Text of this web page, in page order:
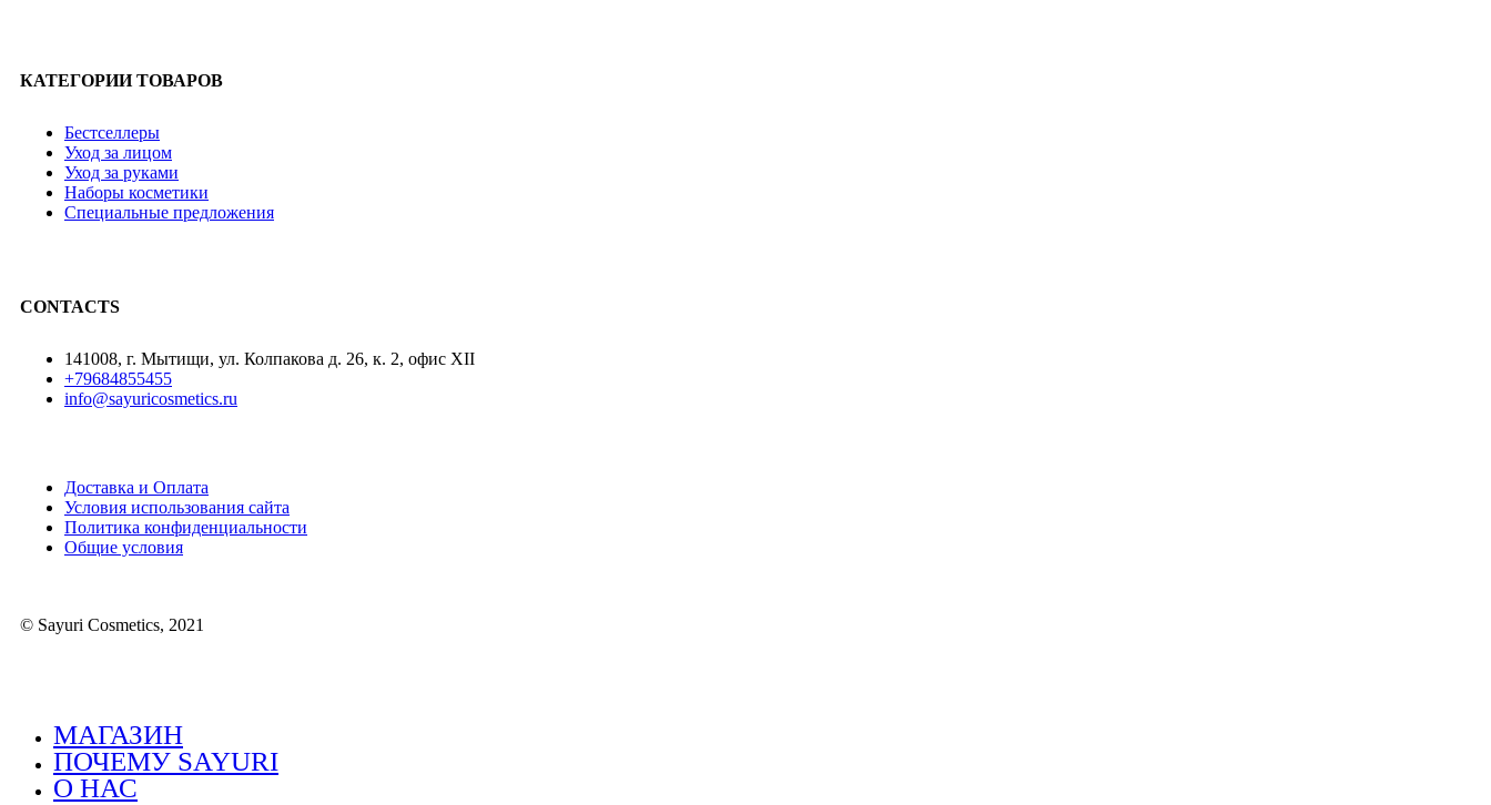
КАТЕГОРИИ ТОВАРОВ
Бестселлеры
Уход за лицом
Уход за руками
Наборы косметики
Специальные предложения
CONTACTS
141008, г. Мытищи, ул. Колпакова д. 26, к. 2, офис XII
+79684855455
info@sayuricosmetics.ru
Доставка и Оплата
Условия использования сайта
Политика конфиденциальности
Общие условия
© Sayuri Cosmetics, 2021
МАГАЗИН
ПОЧЕМУ SAYURI
О НАС